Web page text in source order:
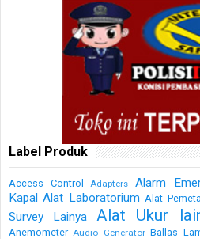
Label Produk
Access Control Adapters Alarm
Kapal Alat Laboratorium Alat
Survey Lainya
Alat Ukur
Anemometer Audio Generator Ballas